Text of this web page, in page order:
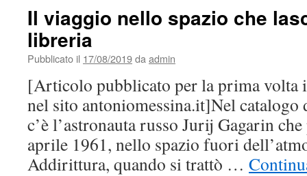
Messina
Il viaggio nello spazio che
libreria
Pubblicato il 17/08/2019da admin
[Articolo pubblicato per la prima volta
nel sito antoniomessina.it]Nel
c’è l’astronauta russo Jurij Gagarin
aprile 1961, nello spazio fuori
Addirittura, quando si trattò …